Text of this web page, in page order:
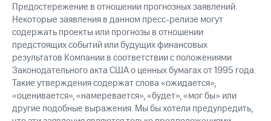
Предостережение в отношении прогнозных заявлений.
Некоторые заявления в данном пресс-релизе могут
содержать проекты или прогнозы в отношении
предстоящих событий или будущих финансовых
результатов Компании в соответствии с положениями
Законодательного акта США о ценных бумагах от 1995 года.
Такие утверждения содержат слова «ожидается»,
«оценивается», «намеревается», «будет», «мог бы» или
другие подобные выражения. Мы бы хотели предупредить,